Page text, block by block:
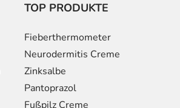
TOP PRODUKTE
Fieberthermometer
Neurodermitis Creme
Zinksalbe
Pantoprazol
Fußpilz Creme